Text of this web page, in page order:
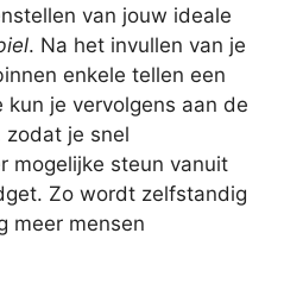
van jouw ideale
. Na het invullen van je
enkele tellen een
je vervolgens aan de
zodat je snel
mogelijke steun vanuit
Zo wordt zelfstandig
meer mensen